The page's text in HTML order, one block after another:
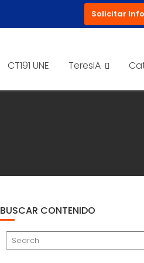
Solicitar
CT191 UNE TeresIA
BUSCAR CONTENIDO